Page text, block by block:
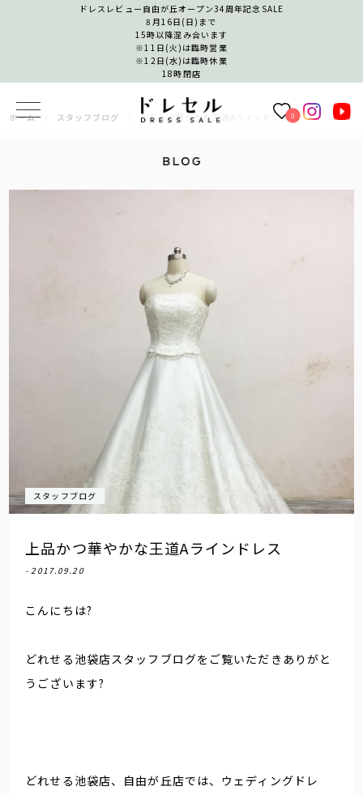
ドレスレビュー自由が丘オープン34周年記念SALE
8月16日(日)まで
15時以降混み合います
※11日(火)は臨時営業
※12日(水)は臨時休業
18時閉店
0
ホーム スタッフブログ 上品かつ華やかな王道Aラインドレス
スタッフブログ
上品かつ華やかな王道Aラインドレス
- 2017.09.20
こんにちは?
どれせる池袋店スタッフブログをご覧いただきありがと
うございます?
どれせる池袋店、自由が丘店では、ウェディングドレ